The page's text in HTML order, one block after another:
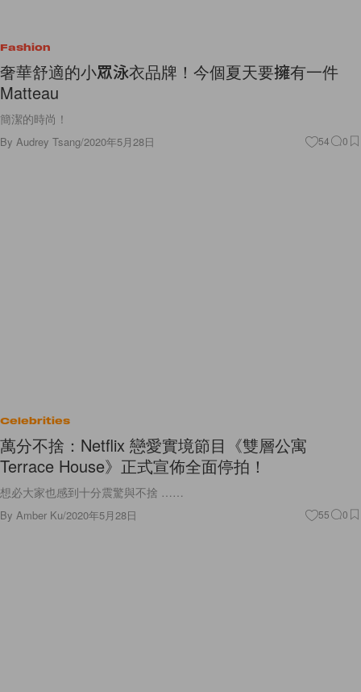
奢華舒適的小眾泳衣品牌！今個夏天要擁有一件
Matteau
簡潔的時尚！
ByAudrey Tsang
萬分不捨：Netflix 戀愛實境節目《雙層公寓
Terrace House》正式宣佈全面停拍！
想必大家也感到十分震驚與不捨 ……
ByAmber Ku/2020年5月28日